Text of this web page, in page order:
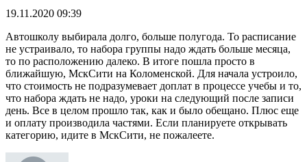
19.11.2020 09:39
Автошколу выбирала долго, больше полугода. То расписание
не устраивало, то набора группы надо ждать больше месяца,
то по расположению далеко. В итоге пошла просто в
ближайшую, МскСити на Коломенской. Для начала устроило,
что стоимость не подразумевает доплат в процессе учебы и то,
что набора ждать не надо, уроки на следующий после записи
день. Все в целом прошло так, как и было обещано. Плюс еще
и оплату производила частями. Если планируете открывать
категорию, идите в МскСити, не пожалеете.